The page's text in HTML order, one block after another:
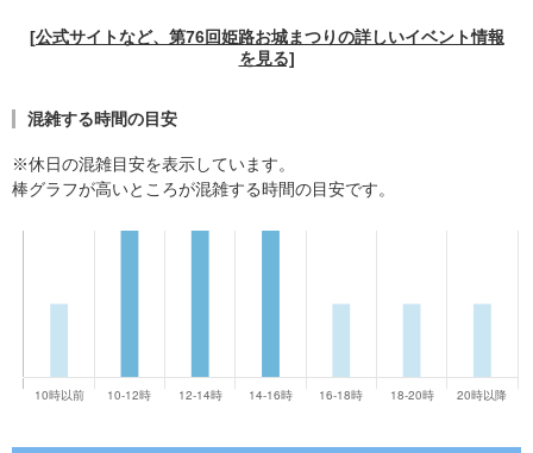
[公式サイトなど、第76回姫路お城まつりの詳しいイベント情報
を見る]
混雑する時間の目安
※休日の混雑目安を表示しています。
棒グラフが高いところが混雑する時間の目安です。